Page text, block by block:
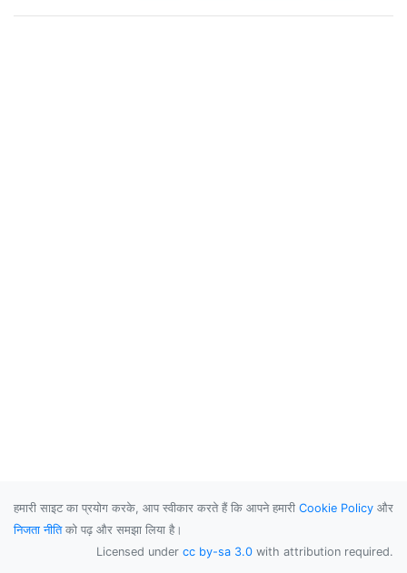
हमारी साइट का प्रयोग करके, आप स्वीकार करते हैं कि आपने हमारी Cookie Policy और
निजता नीतिको पढ़ और समझा लिया है।
Licensed under cc by-sa 3.0 with attribution required.